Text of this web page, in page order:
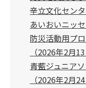
辛立文化セン
あいおいニッ
防災活動用プ
（2026年2月13
青藍ジュニア
（2026年2月24